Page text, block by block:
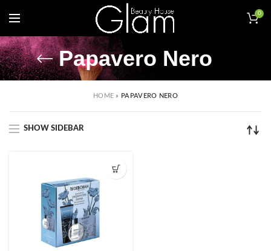
0
Papavero Nero
HOME » PAPAVERO NERO
SHOW SIDEBAR